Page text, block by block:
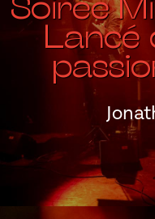
Soirée
Lancé